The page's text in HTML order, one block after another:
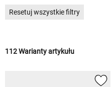
Resetuj wszystkie filtry
112 Warianty artykułu